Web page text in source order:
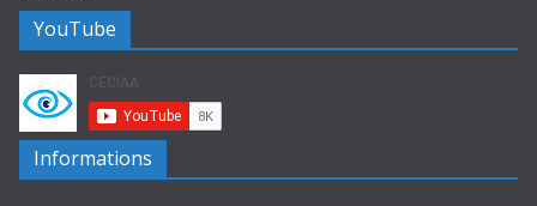
YouTube
Informations